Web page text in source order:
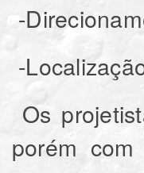
-
-
Os
porém